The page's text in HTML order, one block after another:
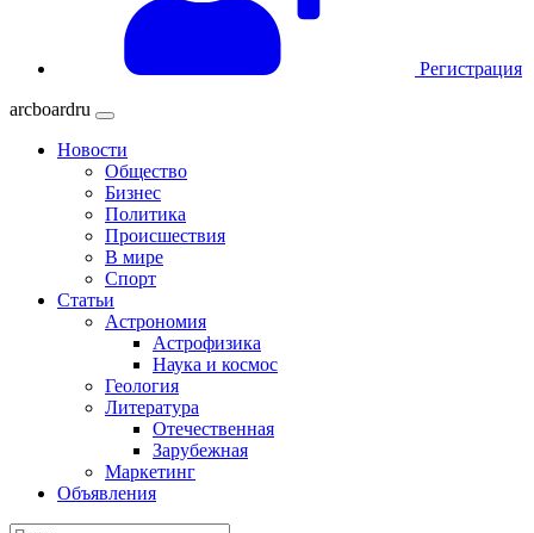
Регистрация
arcboardru
Новости
Общество
Бизнес
Политика
Происшествия
В мире
Спорт
Статьи
Астрономия
Астрофизика
Наука и космос
Геология
Литература
Отечественная
Зарубежная
Маркетинг
Объявления